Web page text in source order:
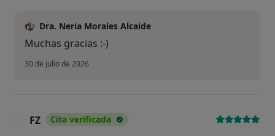
Dra. Neria Morales Alcaide
Muchas gracias :-)
30 de julio de 2026
FZ Cita verificada